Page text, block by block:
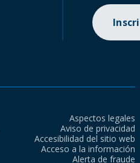
Aspectos legales
Aviso de privacidad
Accesibilidad del sitio web
Acceso a la información
Alerta de fraude